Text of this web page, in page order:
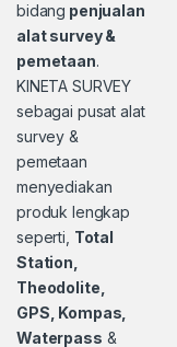
bidang penjualan
alat survey &
pemetaan.
KINETA SURVEY
sebagai pusat alat
survey &
pemetaan
menyediakan
produk lengkap
seperti, Total
Station,
Theodolite,
GPS, Kompas,
Waterpass &